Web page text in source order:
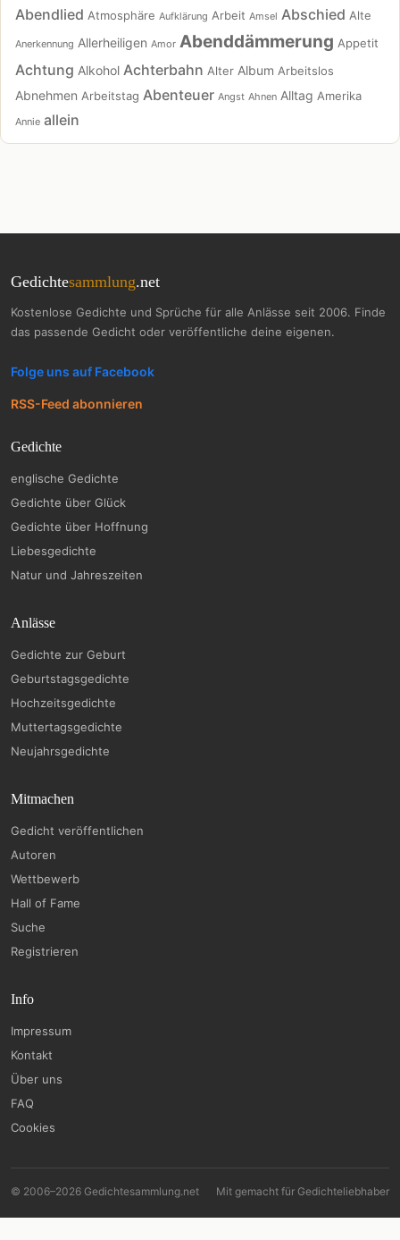
Abendlied Atmosphäre Aufklärung Arbeit Amsel Abschied Alte
Anerkennung Allerheiligen Amor Abenddämmerung Appetit
Achtung Alkohol Achterbahn Alter Album Arbeitslos
Abnehmen Arbeitstag Abenteuer Angst Ahnen Alltag Amerika
Annie allein
Gedichtesammlung.net
Kostenlose Gedichte und Sprüche für alle Anlässe seit 2006. Finde
das passende Gedicht oder veröffentliche deine eigenen.
Folge uns auf Facebook
RSS-Feed abonnieren
Gedichte
englische Gedichte
Gedichte über Glück
Gedichte über Hoffnung
Liebesgedichte
Natur und Jahreszeiten
Anlässe
Gedichte zur Geburt
Geburtstagsgedichte
Hochzeitsgedichte
Muttertagsgedichte
Neujahrsgedichte
Mitmachen
Gedicht veröffentlichen
Autoren
Wettbewerb
Hall of Fame
Suche
Registrieren
Info
Impressum
Kontakt
Über uns
FAQ
Cookies
© 2006–2026 Gedichtesammlung.net Mit gemacht für Gedichteliebhaber